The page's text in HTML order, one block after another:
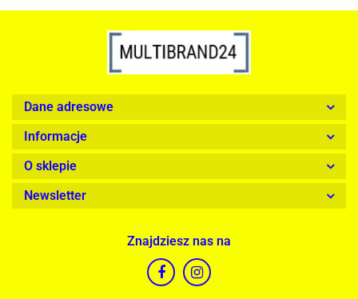
Dane adresowe
Informacje
O sklepie
Newsletter
Znajdziesz nas na